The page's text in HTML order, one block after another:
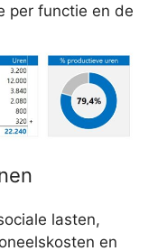
per functie en de
lasten,
en